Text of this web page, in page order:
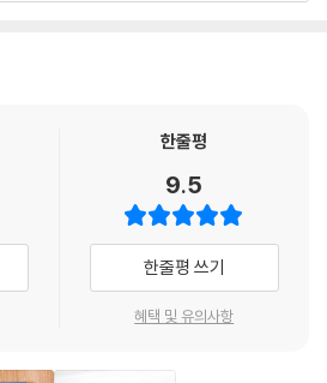
의 매질밖에 없다.
범죄자라 생각하고 있었다. 내가 유대인이
모든 일이야. 여기 뉴어크에서도 일어나고,
심지어 평범한 집안에서 일어나는 일도 언젠
드버그는 실존 인물이다. 1927년 5월, 25
뉴욕에서 출발해 서른세 시간 삼십 분 후
성공은 대공황으로 시름하던 미국인들에게
국민의 희망이자 우상이 된 그는 당시 대통
미국 육군 항공단 대령으로 임명된다. 나치
집을 위해 독일을 드나들던 그는 친구에게
이 위대한 사람이다”라고 말하는가 하면, 베
히틀러가 체코와 폴란드를 침공한 뒤, 그는
한줄평
9.5
한줄평 쓰기
혜택 및 유의사항